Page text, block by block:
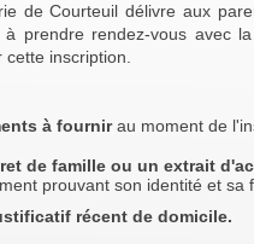
de Courteuil délivre aux
à prendre rendez-vous avec
cette inscription.
à fournirau moment de
de famille ou un extrait
prouvant son identité et sa
récent de domicile.